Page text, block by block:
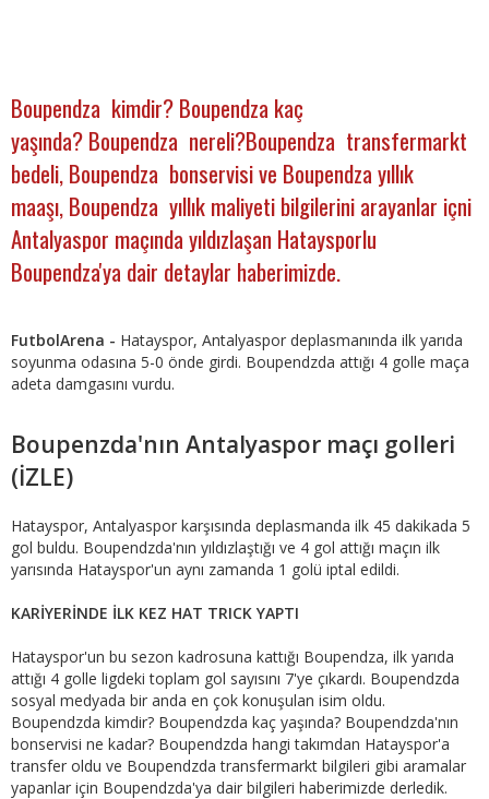
Boupendza kimdir? Boupendza kaç
yaşında? Boupendza nereli?Boupendza transfermarkt
bedeli, Boupendza bonservisi ve Boupendza yıllık
maaşı, Boupendza yıllık maliyeti bilgilerini arayanlar içni
Antalyaspor maçında yıldızlaşan Hataysporlu
Boupendza'ya dair detaylar haberimizde.
FutbolArena - Hatayspor, Antalyaspor deplasmanında ilk yarıda
soyunma odasına 5-0 önde girdi. Boupendzda attığı 4 golle maça
adeta damgasını vurdu.
Boupenzda'nın Antalyaspor maçı golleri
(İZLE)
Hatayspor, Antalyaspor karşısında deplasmanda ilk 45 dakikada 5
gol buldu. Boupendzda'nın yıldızlaştığı ve 4 gol attığı maçın ilk
yarısında Hatayspor'un aynı zamanda 1 golü iptal edildi.
KARİYERİNDE İLK KEZ HAT TRICK YAPTI
Hatayspor'un bu sezon kadrosuna kattığı Boupendza, ilk yarıda
attığı 4 golle ligdeki toplam gol sayısını 7'ye çıkardı. Boupendzda
sosyal medyada bir anda en çok konuşulan isim oldu.
Boupendzda kimdir? Boupendzda kaç yaşında? Boupendzda'nın
bonservisi ne kadar? Boupendzda hangi takımdan Hatayspor'a
transfer oldu ve Boupendzda transfermarkt bilgileri gibi aramalar
yapanlar için Boupendzda'ya dair bilgileri haberimizde derledik.